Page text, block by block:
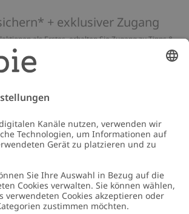
+ exklusiver Zugang
als Erstes, erhalten Sie Zugang zu Tipps &
Sie von exklusiven Angeboten
Bestellung und ist nicht mit anderen Rabatten
Gilt nicht für limitierte Artikel. Lies unsere
Schicken